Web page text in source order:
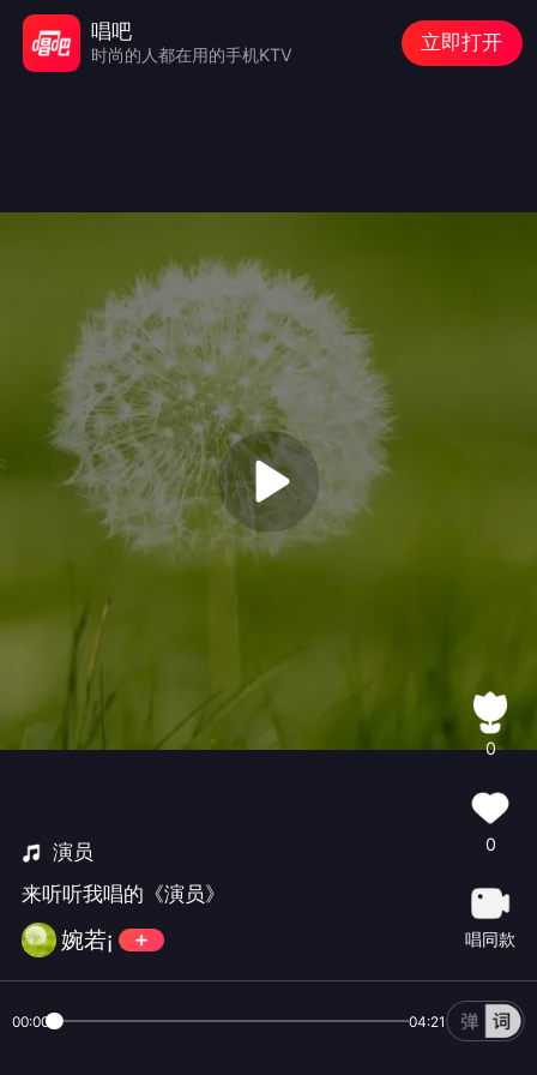
演员
来听听我唱的《演员》
婉若¡
0
0
唱同款
00:00 04:21
唱吧
时尚的人都在用的手机KTV
立即打开